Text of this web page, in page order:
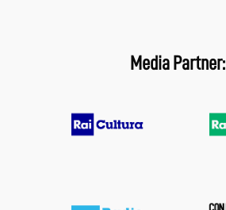
Media Partner: